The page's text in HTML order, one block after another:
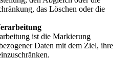
das Löschen oder die
ist die Markierung
Daten mit dem Ziel, ihre